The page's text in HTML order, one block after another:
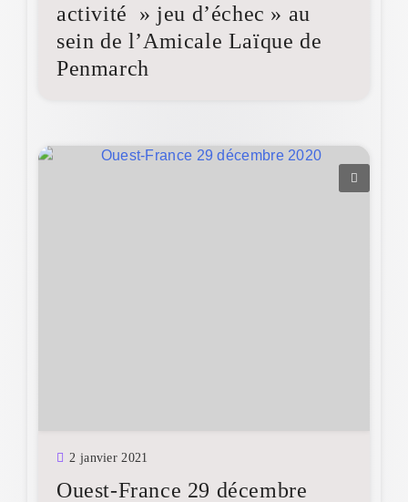
activité » jeu d’échec » au
sein de l’Amicale Laïque de
Penmarch
2 janvier 2021
Ouest-France 29 décembre